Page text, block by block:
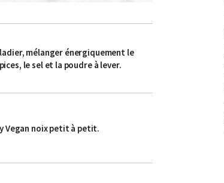
mélanger énergiquement le
le sel et la poudre à lever.
Vegan noix petit à petit.